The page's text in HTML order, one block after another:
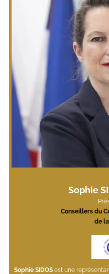
Sophie
Conseillers du
de
Sophie SIDOS est une